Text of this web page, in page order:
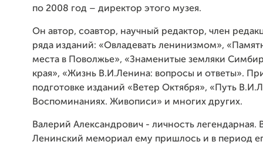
по 2008 год – директор этого музея.
Он автор, соавтор, научный редактор, член
ряда изданий: «Овладевать ленинизмом»,
места в Поволжье», «Знаменитые земляки
края», «Жизнь В.И.Ленина: вопросы и ответы».
подготовке изданий «Ветер Октября», «Путь
Воспоминаниях. Живописи» и многих других.
Валерий Александрович - личность легендарная.
Ленинский мемориал ему пришлось и в период